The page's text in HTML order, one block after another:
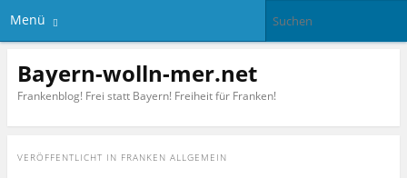
Menü
Bayern-wolln-mer.net
Frankenblog! Frei statt Bayern! Freiheit für Franken!
VERÖFFENTLICHT IN FRANKEN ALLGEMEIN